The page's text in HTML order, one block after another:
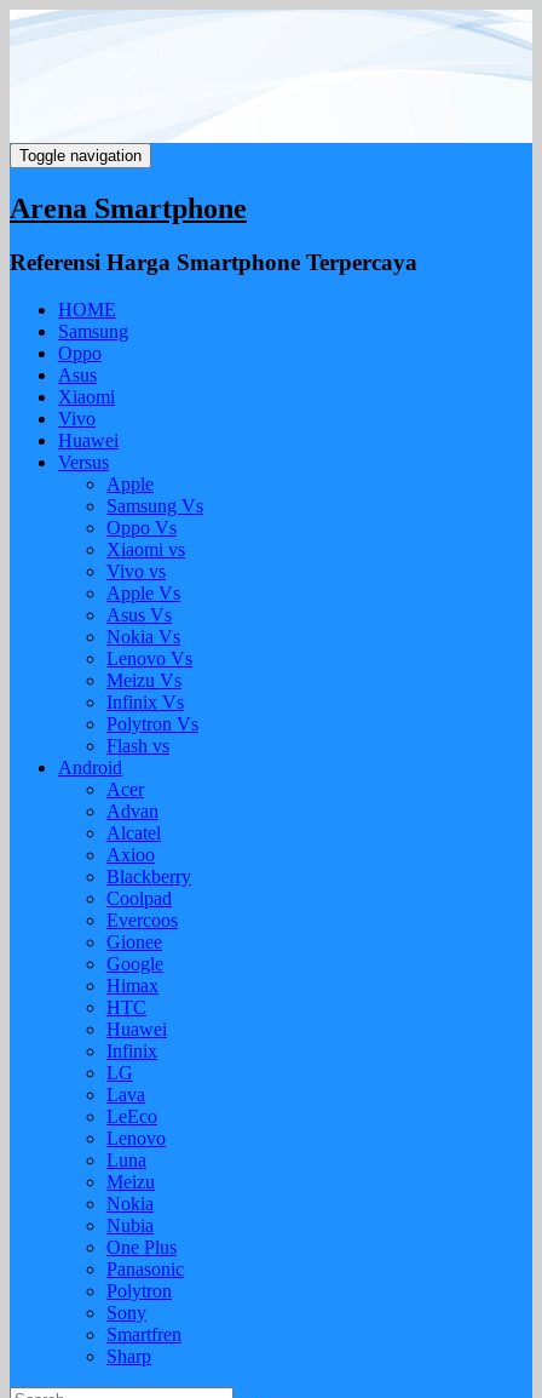
Toggle navigation
Arena Smartphone
Referensi Harga Smartphone Terpercaya
HOME
Samsung
Oppo
Asus
Xiaomi
Vivo
Huawei
Versus
Apple
Samsung Vs
Oppo Vs
Xiaomi vs
Vivo vs
Apple Vs
Asus Vs
Nokia Vs
Lenovo Vs
Meizu Vs
Infinix Vs
Polytron Vs
Flash vs
Android
Acer
Advan
Alcatel
Axioo
Blackberry
Coolpad
Evercoos
Gionee
Google
Himax
HTC
Huawei
Infinix
LG
Lava
LeEco
Lenovo
Luna
Meizu
Nokia
Nubia
One Plus
Panasonic
Polytron
Sony
Smartfren
Sharp